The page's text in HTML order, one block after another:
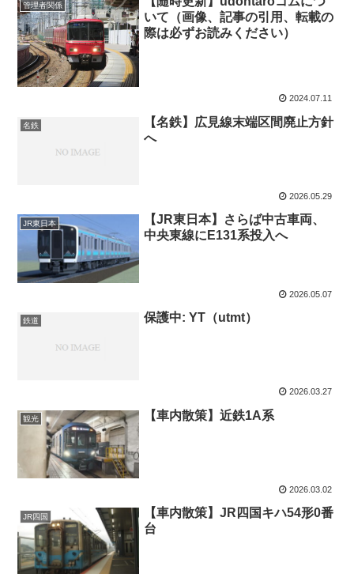
管理者関係
いて（画像、記事の引用、転載の
際は必ずお読みください）
2024.07.11
名鉄
【名鉄】広見線末端区間廃止方針
へ
2026.05.29
JR東日本
【JR東日本】さらば中古車両、
中央東線にE131系投入へ
2026.05.07
鉄道 保護中: YT（utmt）
2026.03.27
観光 【車内散策】近鉄1A系
2026.03.02
JR四国
【車内散策】JR四国キハ54形0番
台